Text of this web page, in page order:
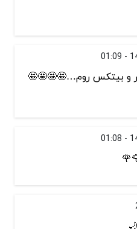
و بیتکس روم…🤩🤩🤩🤩